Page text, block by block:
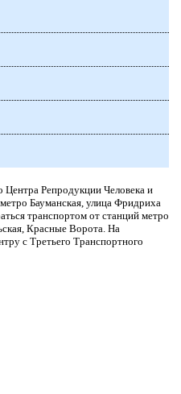
Центра Репродукции Человека и
Бауманская, улица Фридриха
транспортом от станций метро
Красные Ворота. На
с Третьего Транспортного